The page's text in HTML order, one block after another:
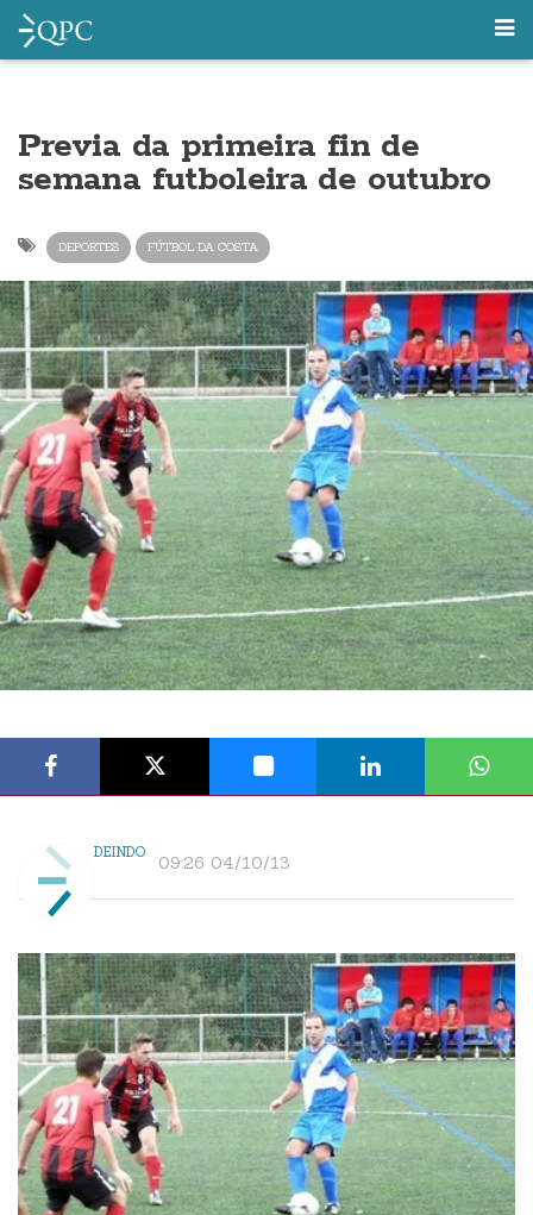
Previa da primeira fin de
semana futboleira de outubro
DEPORTES FÚTBOL DA COSTA
DEINDO 09:26 04/10/13